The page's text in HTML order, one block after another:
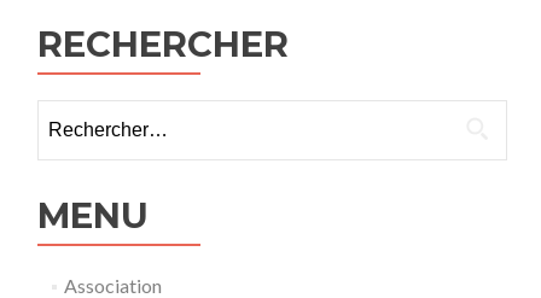
RECHERCHER
MENU
Association